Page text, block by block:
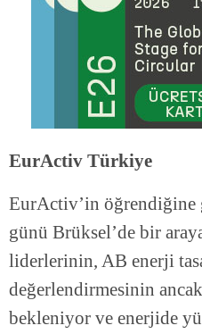
EurActiv Türkiye
EurActiv’in öğrendiğine
günü Brüksel’de bir
liderlerinin, AB enerji
değerlendirmesinin
bekleniyor ve enerjide